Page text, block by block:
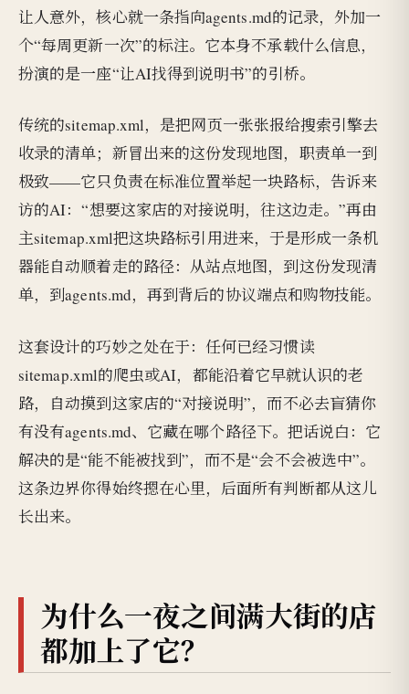
让人意外，核心就一条指向agents.md的记录，外加一
个“每周更新一次”的标注。它本身不承载什么信息，
扮演的是一座“让AI找得到说明书”的引桥。
传统的sitemap.xml，是把网页一张张报给搜索引擎去
收录的清单；新冒出来的这份发现地图，职责单一到
极致——它只负责在标准位置举起一块路标，告诉来
访的AI：“想要这家店的对接说明，往这边走。”再由
主sitemap.xml把这块路标引用进来，于是形成一条机
器能自动顺着走的路径：从站点地图，到这份发现清
单，到agents.md，再到背后的协议端点和购物技能。
这套设计的巧妙之处在于：任何已经习惯读
sitemap.xml的爬虫或AI，都能沿着它早就认识的老
路，自动摸到这家店的“对接说明”，而不必去盲猜你
有没有agents.md、它藏在哪个路径下。把话说白：它
解决的是“能不能被找到”，而不是“会不会被选中”。
这条边界你得始终摁在心里，后面所有判断都从这儿
长出来。
为什么一夜之间满大街的店
都加上了它？